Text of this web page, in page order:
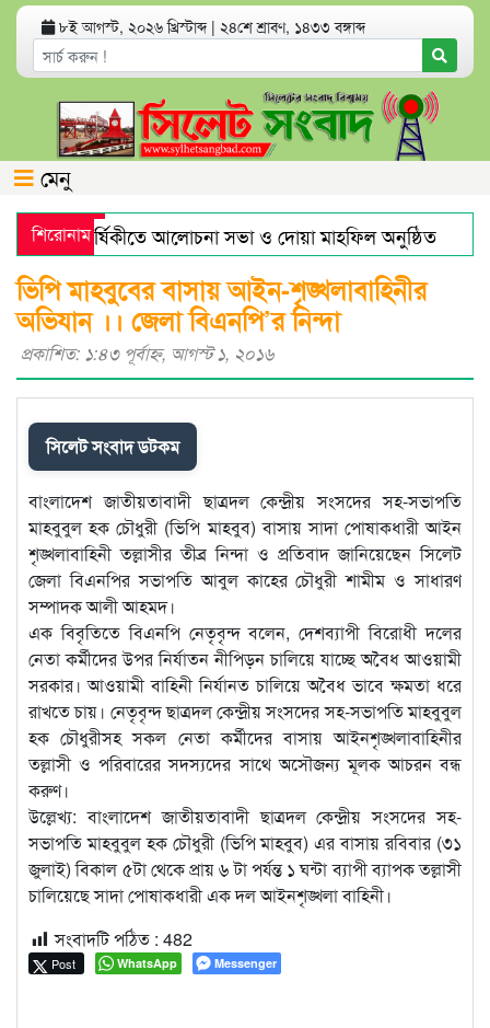
৮ই আগস্ট, ২০২৬ খ্রিস্টাব্দ | ২৪শে শ্রাবণ, ১৪৩৩ বঙ্গাব্দ
মেনু
শিরোনাম
মৃত্যুবার্ষিকীতে আলোচনা সভা ও দোয়া মাহফিল অনুষ্ঠিত
স্বর্ণের দামে বড় লাফ
যেসব অ্যাপ থাকলে হ্যাকড হতে
ভিপি মাহবুবের বাসায় আইন-শৃঙ্খলাবাহিনীর
অভিযান ।। জেলা বিএনপি’র নিন্দা
প্রকাশিত: ১:৪৩ পূর্বাহ্ণ, আগস্ট ১, ২০১৬
সিলেট সংবাদ ডটকম
বাংলাদেশ জাতীয়তাবাদী ছাত্রদল কেন্দ্রীয় সংসদের সহ-সভাপতি
মাহবুবুল হক চৌধুরী (ভিপি মাহবুব) বাসায় সাদা পোষাকধারী আইন
শৃঙ্খলাবাহিনী তল্লাসীর তীব্র নিন্দা ও প্রতিবাদ জানিয়েছেন সিলেট
জেলা বিএনপির সভাপতি আবুল কাহের চৌধুরী শামীম ও সাধারণ
সম্পাদক আলী আহমদ।
এক বিবৃতিতে বিএনপি নেতৃবৃন্দ বলেন, দেশব্যাপী বিরোধী দলের
নেতা কর্মীদের উপর নির্যাতন নীপিড়ন চালিয়ে যাচ্ছে অবৈধ আওয়ামী
সরকার। আওয়ামী বাহিনী নির্যানত চালিয়ে অবৈধ ভাবে ক্ষমতা ধরে
রাখতে চায়। নেতৃবৃন্দ ছাত্রদল কেন্দ্রীয় সংসদের সহ-সভাপতি মাহবুবুল
হক চৌধুরীসহ সকল নেতা কর্মীদের বাসায় আইনশৃঙ্খলাবাহিনীর
তল্লাসী ও পরিবারের সদস্যদের সাথে অসৌজন্য মূলক আচরন বন্ধ
করুণ।
উল্লেখ্য: বাংলাদেশ জাতীয়তাবাদী ছাত্রদল কেন্দ্রীয় সংসদের সহ-
সভাপতি মাহবুবুল হক চৌধুরী (ভিপি মাহবুব) এর বাসায় রবিবার (৩১
জুলাই) বিকাল ৫টা থেকে প্রায় ৬ টা পর্যন্ত ১ ঘন্টা ব্যাপী ব্যাপক তল্লাসী
চালিয়েছে সাদা পোষাকধারী এক দল আইনশৃঙ্খলা বাহিনী।
সংবাদটি পঠিত : 482
Post WhatsApp Messenger